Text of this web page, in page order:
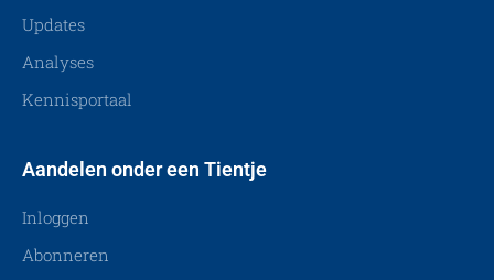
Updates
Analyses
Kennisportaal
Aandelen onder een Tientje
Inloggen
Abonneren